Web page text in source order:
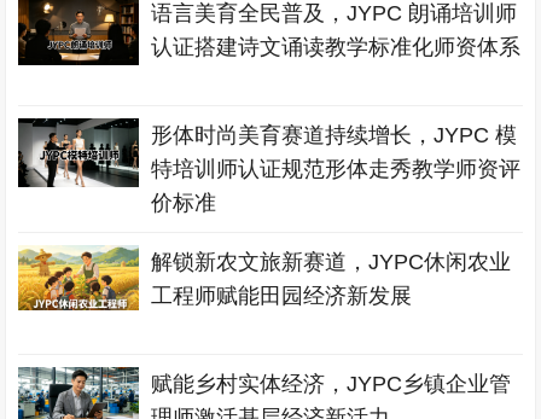
语言美育全民普及，JYPC 朗诵培训师
认证搭建诗文诵读教学标准化师资体系
形体时尚美育赛道持续增长，JYPC 模
特培训师认证规范形体走秀教学师资评
价标准
解锁新农文旅新赛道，JYPC休闲农业
工程师赋能田园经济新发展
赋能乡村实体经济，JYPC乡镇企业管